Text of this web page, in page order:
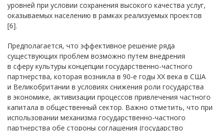
уровней при условии сохранения высокого качества услуг,
оказываемых населению в рамках реализуемых проектов
[6].
Предполагается, что эффективное решение ряда
существующих проблем возможно путем внедрения
в сферу культуры концепции государственно-частного
партнерства, которая возникла в 90-е годы ХХ века в США
и Великобритании в условиях снижения роли государства
в экономике, активизации процессов привлечения частного
капитала в общественный сектор. Важно отметить, что при
использовании механизма государственно-частного
партнерства обе стороны соглашения (государство